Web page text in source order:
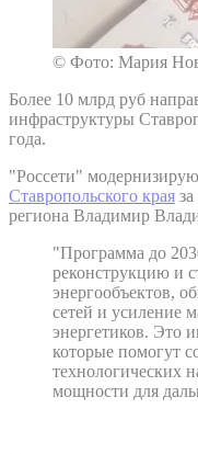
© Фото: Мария
Более 10 млрд руб
инфраструктуры
года.
"Россети"
Ставропольского края
региона Владимир
"Программа до
реконструкцию и
энергообъектов,
сетей и усиление
энергетиков. Это
которые помогут
технологических
мощности для